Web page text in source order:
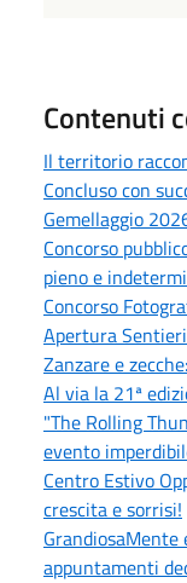
Contenuti
Il territorio
Concluso con
Gemellaggio
Concorso
pieno e
Concorso
Apertura
Zanzare e
Al via la 21ª
"The Rolling
evento
Centro Estivo
crescita e sorrisi!
appuntamenti